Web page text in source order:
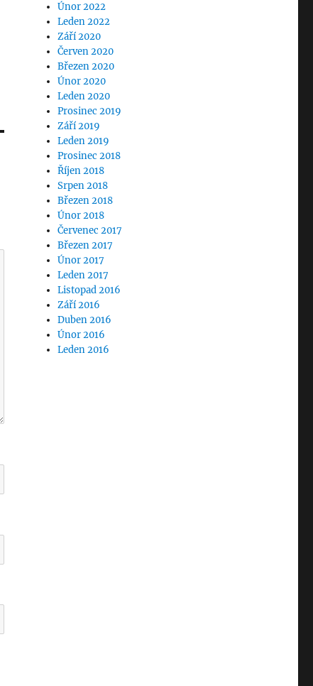
Únor 2022
Leden 2022
Září 2020
Červen 2020
Březen 2020
Únor 2020
Leden 2020
Prosinec 2019
Září 2019
Leden 2019
Prosinec 2018
Říjen 2018
Srpen 2018
Březen 2018
Únor 2018
Červenec 2017
Březen 2017
Únor 2017
Leden 2017
Listopad 2016
Září 2016
Duben 2016
Únor 2016
Leden 2016